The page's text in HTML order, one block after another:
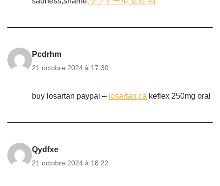
Pcdrhm
21 octobre 2024 à 17:30
buy losartan paypal – losartan ca keflex 250mg oral
Qydfxe
21 octobre 2024 à 18:22